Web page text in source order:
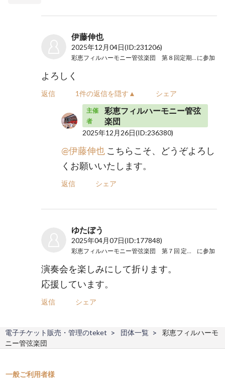
伊藤伸也
2025年12月04日(ID:231206)
に参加
よろしく
返信 1件の返信を隠す▲ シェア
主催
者
彩恵フィルハーモニー管弦
楽団
2025年12月26日(ID:236380)
@伊藤伸也 こちらこそ、どうぞよろし
くお願いいたします。
返信 シェア
ゆたぼう
2025年04月07日(ID:177848)
に参加
演奏会を楽しみにして折ります。
応援しています。
返信 シェア
電子チケット販売・管理のteket 団体一覧
彩恵フィルハーモ
ニー管弦楽団
一般ご利用者様